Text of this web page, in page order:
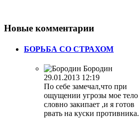
Новые комментарии
БОРЬБА СО СТРАХОМ
Бородин
29.01.2013 12:19
По себе замечал,что при
ощущении угрозы мое тело
словно закипает ,и я готов
рвать на куски противника.